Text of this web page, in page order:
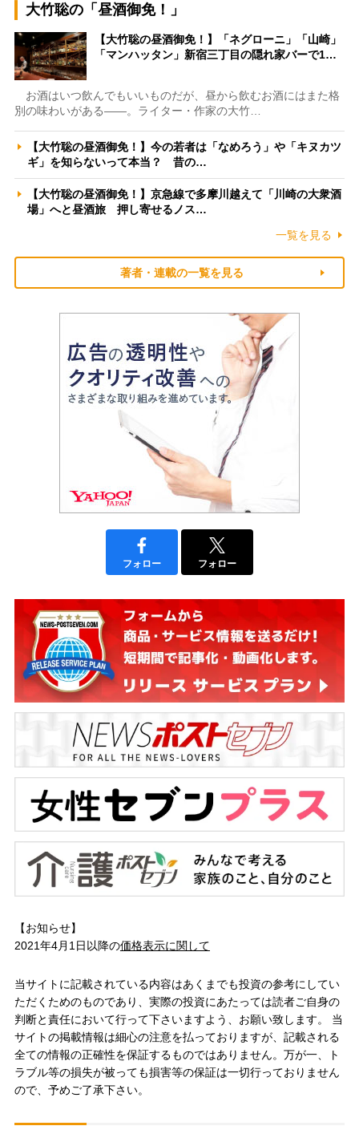
大竹聡の「昼酒御免！」
【大竹聡の昼酒御免！】「ネグローニ」「山崎」
「マンハッタン」新宿三丁目の隠れ家バーで1…
お酒はいつ飲んでもいいものだが、昼から飲むお酒にはまた格
別の味わいがある――。ライター・作家の大竹…
【大竹聡の昼酒御免！】今の若者は「なめろう」や「キヌカツ
ギ」を知らないって本当？ 昔の…
【大竹聡の昼酒御免！】京急線で多摩川越えて「川崎の大衆酒
場」へと昼酒旅 押し寄せるノス…
一覧を見る
著者・連載の一覧を見る
フォロー フォロー
【お知らせ】
2021年4月1日以降の価格表示に関して
当サイトに記載されている内容はあくまでも投資の参考にしてい
ただくためのものであり、実際の投資にあたっては読者ご自身の
判断と責任において行って下さいますよう、お願い致します。 当
サイトの掲載情報は細心の注意を払っておりますが、記載される
全ての情報の正確性を保証するものではありません。万が一、ト
ラブル等の損失が被っても損害等の保証は一切行っておりません
ので、予めご了承下さい。